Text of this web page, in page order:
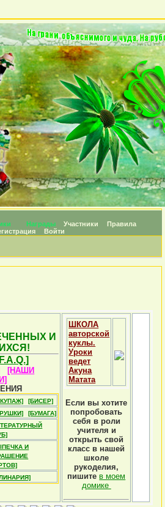
Награды Участники
Правила
Войти
И
[НАШИ
[БИСЕР]
[БУМАГА]
И
ШКОЛА
авторской
куклы.
Уроки
ведет
Акуна
Матата
Если вы хотите
попробовать
себя в роли
учителя и
открыть свой
класс в нашей
школе
рукоделия,
пишите в моем
домике